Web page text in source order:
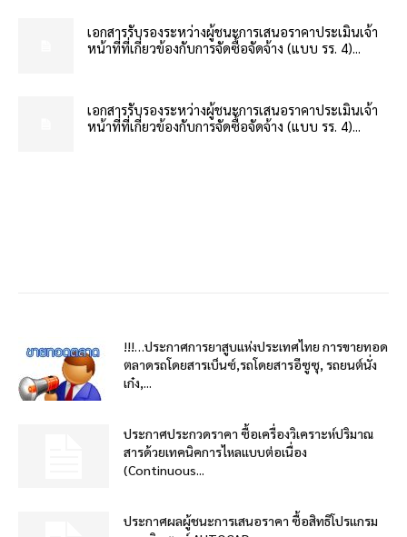
เอกสารรับรองระหว่างผู้ชนะการเสนอราคาประเมินเจ้า
หน้าที่ที่เกี่ยวข้องกับการจัดซื้อจัดจ้าง (แบบ รร. 4)...
เอกสารรับรองระหว่างผู้ชนะการเสนอราคาประเมินเจ้า
หน้าที่ที่เกี่ยวข้องกับการจัดซื้อจัดจ้าง (แบบ รร. 4)...
!!!…ประกาศการยาสูบแห่งประเทศไทย การขายทอด
ตลาดรถโดยสารเบ็นซ์,รถโดยสารอีซูซุ, รถยนต์นั่ง
เก๋ง,...
ประกาศประกวดราคา ซื้อเครื่องวิเคราะห์ปริมาณ
สารด้วยเทคนิคการไหลแบบต่อเนื่อง
(Continuous...
ประกาศผลผู้ชนะการเสนอราคา ซื้อสิทธิโปรแกรม